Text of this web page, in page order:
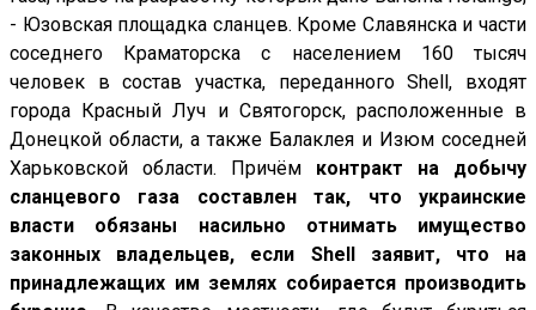
- Юзовская площадка сланцев. Кроме Славянска и части
соседнего Краматорска с населением 160 тысяч
человек в состав участка, переданного Shell, входят
города Красный Луч и Святогорск, расположенные в
Донецкой области, а также Балаклея и Изюм соседней
Харьковской области. Причём контракт на добычу
сланцевого газа составлен так, что украинские
власти обязаны насильно отнимать имущество
законных владельцев, если Shell заявит, что на
принадлежащих им землях собирается производить